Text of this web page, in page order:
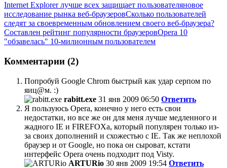
Internet Explorer лучше всех защищает пользователяновое
исследование рынка веб-браузеровСколько пользователей
следят за своевременным обновлением своего веб-браузера?
Составлен рейтинг популярности браузеровOpera 10
"обзавелась" 10-милионным пользователем
Комментарии (2)
Попробуй Google Chrom быстрый как удар серпом по
яиц@м. :)
rabitt.exe 31 янв 2009 06:50 Ответить
Я пользуюсь Opera, конечно у него есть свои
недостатки, но все же он для меня лучше медленного и
жадного IE и FIREFOXa, который популярен только из-
за своих дополнений и схожестью с IE. Так же неплохой
браузер и от Google, но пока он сыроват, кстати
интерфейс Opera очень подходит под Visty.
ARTURio 30 янв 2009 19:54 Ответить